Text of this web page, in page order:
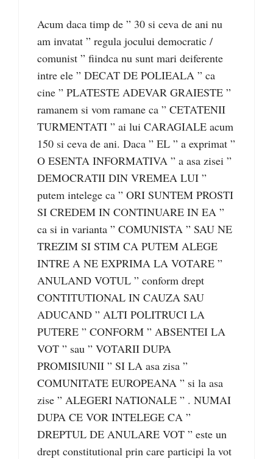
Acum daca timp de ” 30 si ceva de ani nu
am invatat ” regula jocului democratic /
comunist ” fiindca nu sunt mari deiferente
intre ele ” DECAT DE POLIEALA ” ca
cine ” PLATESTE ADEVAR GRAIESTE ”
ramanem si vom ramane ca ” CETATENII
TURMENTATI ” ai lui CARAGIALE acum
150 si ceva de ani. Daca ” EL ” a exprimat ”
O ESENTA INFORMATIVA ” a asa zisei ”
DEMOCRATII DIN VREMEA LUI ”
putem intelege ca ” ORI SUNTEM PROSTI
SI CREDEM IN CONTINUARE IN EA ”
ca si in varianta ” COMUNISTA ” SAU NE
TREZIM SI STIM CA PUTEM ALEGE
INTRE A NE EXPRIMA LA VOTARE ”
ANULAND VOTUL ” conform drept
CONTITUTIONAL IN CAUZA SAU
ADUCAND ” ALTI POLITRUCI LA
PUTERE ” CONFORM ” ABSENTEI LA
VOT ” sau ” VOTARII DUPA
PROMISIUNII ” SI LA asa zisa ”
COMUNITATE EUROPEANA ” si la asa
zise ” ALEGERI NATIONALE ” . NUMAI
DUPA CE VOR INTELEGE CA ”
DREPTUL DE ANULARE VOT ” este un
drept constitutional prin care participi la vot